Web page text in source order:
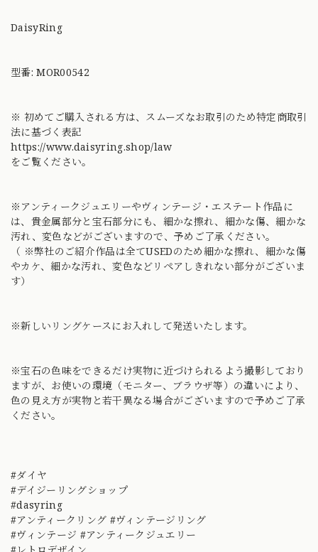
DaisyRing
型番: MOR00542
※ 初めてご購入される方は、スムーズなお取引のため特定商取引
法に基づく表記
https://www.daisyring.shop/law
をご覧ください。
※アンティークジュエリーやヴィンテージ・エステート作品に
は、貴金属部分と宝石部分にも、細かな擦れ、細かな傷、細かな
汚れ、変色などがございますので、予めご了承ください。
（ ※弊社のご紹介作品は全てUSEDのため細かな擦れ、細かな傷
やカケ、細かな汚れ、変色などリペアしきれない部分がございま
す）
※新しいリングケースにお入れして発送いたします。
※宝石の色味をできるだけ実物に近づけられるよう撮影しており
ますが、お使いの環境（モニター、ブラウザ等）の違いにより、
色の見え方が実物と若干異なる場合がございますので予めご了承
ください。
#ダイヤ
#デイジーリングショップ
#dasyring
#アンティークリング #ヴィンテージリング
#ヴィンテージ #アンティークジュエリー